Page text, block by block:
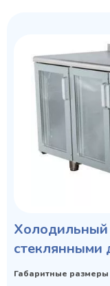
Холодильный
стеклянными
Габаритные